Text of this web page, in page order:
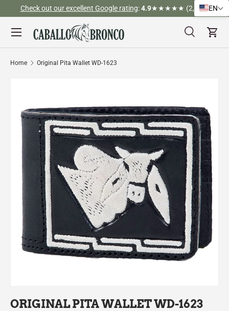
Skip to content
Check out our excellent Google rating:4.9★★★★★ (2,526)
Search
SearchCart
Menu
Home Original Pita Wallet WD-1623
ORIGINAL PITA WALLET WD-1623
EN